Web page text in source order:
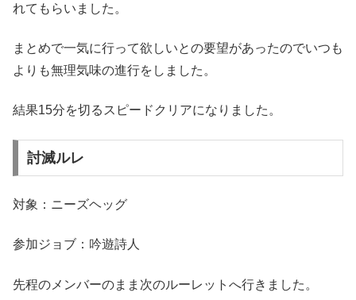
れてもらいました。
まとめで一気に行って欲しいとの要望があったのでいつも
よりも無理気味の進行をしました。
結果15分を切るスピードクリアになりました。
討滅ルレ
対象：ニーズヘッグ
参加ジョブ：吟遊詩人
先程のメンバーのまま次のルーレットへ行きました。